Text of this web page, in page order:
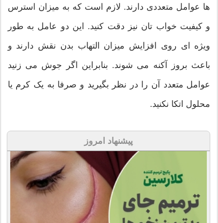
ها عوامل متعددی دارند. لازم است که به میزان استرس
و کیفیت خواب تان نیز دقت کنید. این دو عامل به طور
ویژه ای روی افزایش میزان التهاب بدن نقش دارند و
باعث بروز آکنه می شوند. بنابراین اگر جوش می زنید
عوامل متعدد آن را در نظر بگیرید و صرفا به یک کرم یا
محلول اتکا نکنید.
پیشنهاد امروز